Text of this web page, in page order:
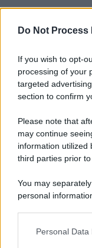
Do Not
If you wish to opt-
processing of your
targeted
section to confirm
Please note that
may continue
information utilized
third parties prior
You may
personal
This information
Personal